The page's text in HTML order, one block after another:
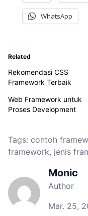
WhatsApp
Related
Rekomendasi CSS
Framework Terbaik
Web Framework untuk
Proses Development
Tags: contoh
framework, jenis
Monic
Author
Mar. 25,